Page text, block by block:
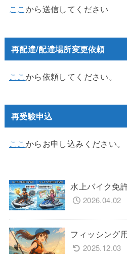
ここから送信してください
再配達/配達場所変更依頼
ここ から依頼してください。
再受験申込
ここ からお申し込みください。
水上バイク免
2026.04.02
フィッシング
2025.12.03